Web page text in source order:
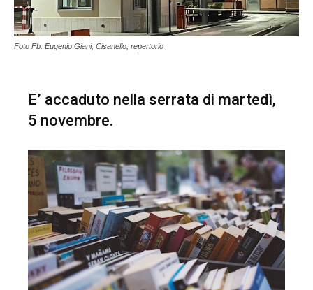
Foto Fb: Eugenio Giani, Cisanello, repertorio
E’ accaduto nella serrata di martedì,
5 novembre.